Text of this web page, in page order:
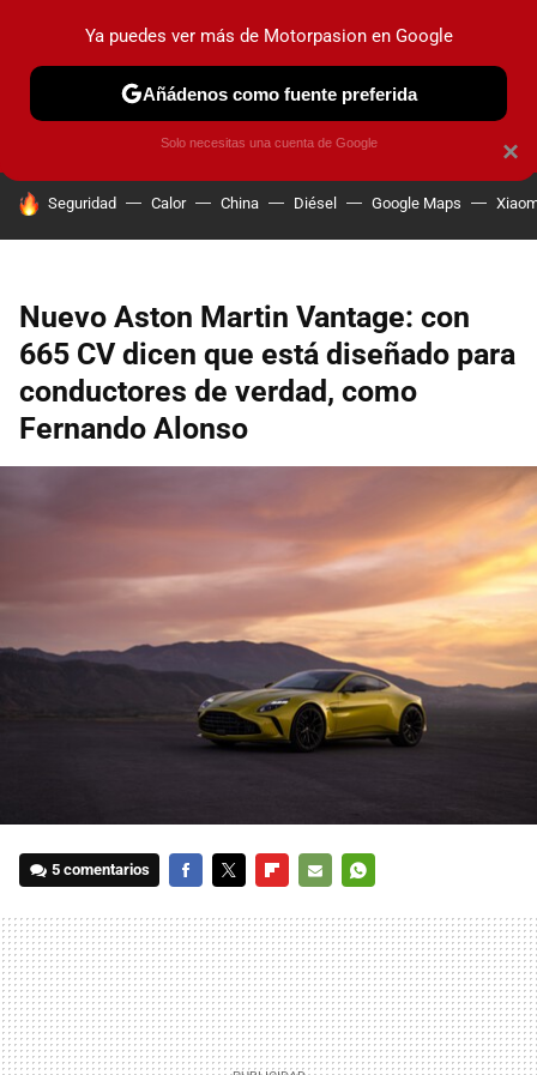
PRUEBAS COCHES ELÉCTRICOS OBSERVATORIO
HOY SE HABLA DE
Seguridad Calor China Diésel Google Maps
Nuevo Aston Martin Vantage: con
665 CV dicen que está diseñado para
conductores de verdad, como
Fernando Alonso
5 comentarios
MAIL
×
Ya puedes ver más de Motorpasion en Google
Añádenos como fuente preferida
Solo necesitas una cuenta de Google